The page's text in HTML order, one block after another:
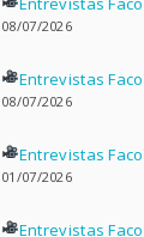
08/07/2026
Entrevistas
08/07/2026
Entrevistas
01/07/2026
Entrevistas